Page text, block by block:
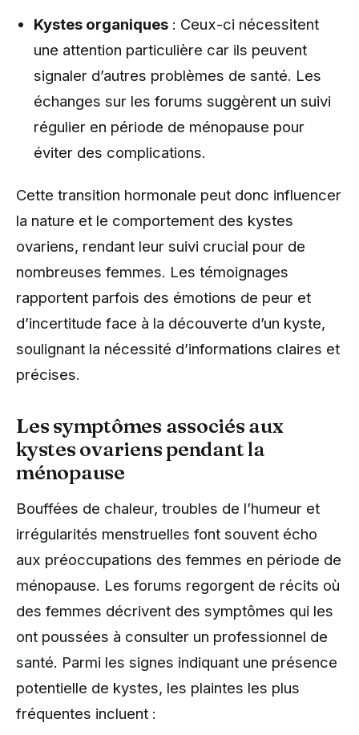
Kystes organiques : Ceux-ci nécessitent
une attention particulière car ils peuvent
signaler d’autres problèmes de santé. Les
échanges sur les forums suggèrent un suivi
régulier en période de ménopause pour
éviter des complications.
Cette transition hormonale peut donc influencer
la nature et le comportement des kystes
ovariens, rendant leur suivi crucial pour de
nombreuses femmes. Les témoignages
rapportent parfois des émotions de peur et
d’incertitude face à la découverte d’un kyste,
soulignant la nécessité d’informations claires et
précises.
Les symptômes associés aux
kystes ovariens pendant la
ménopause
Bouffées de chaleur, troubles de l’humeur et
irrégularités menstruelles font souvent écho
aux préoccupations des femmes en période de
ménopause. Les forums regorgent de récits où
des femmes décrivent des symptômes qui les
ont poussées à consulter un professionnel de
santé. Parmi les signes indiquant une présence
potentielle de kystes, les plaintes les plus
fréquentes incluent :